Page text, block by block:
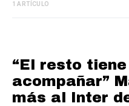
1 ARTÍCULO
“El resto tiene
acompañar”
más al Inter